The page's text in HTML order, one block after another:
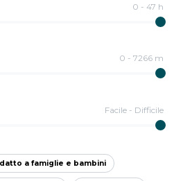
0 - 47 h
0 - 7266 m
Facile - Difficile
a famiglie e bambini